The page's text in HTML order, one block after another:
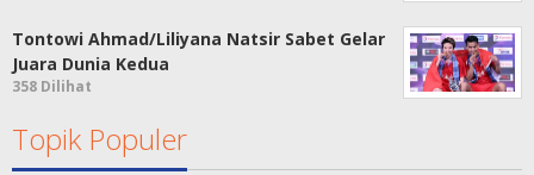
Tontowi Ahmad/Liliyana Natsir Sabet Gelar
Juara Dunia Kedua
358 Dilihat
Topik Populer